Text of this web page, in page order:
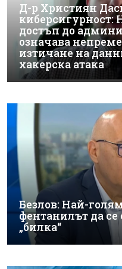
Д-р Християн
киберсигурност:
достъп до
означава
изтичане на
хакерска атака
Безлов: Най-
фентанилът да
„билка“